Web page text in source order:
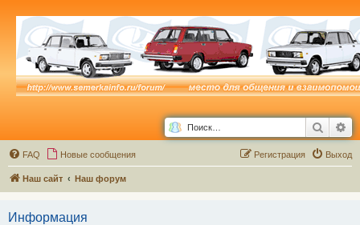
Поиск
FAQ Новые сообщения Выход
Регистрация
Наш сайт Наш форум
Информация